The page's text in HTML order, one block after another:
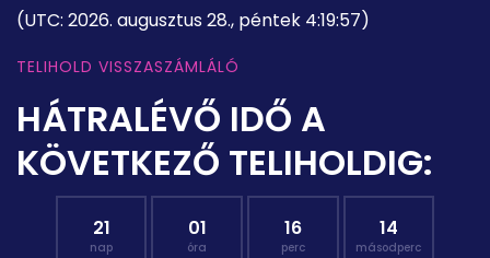
(UTC: 2026. augusztus 28., péntek 4:19:57)
TELIHOLD VISSZASZÁMLÁLÓ
HÁTRALÉVŐ IDŐ A
KÖVETKEZŐ TELIHOLDIG:
21
nap
01
óra
16
perc
13
másodperc